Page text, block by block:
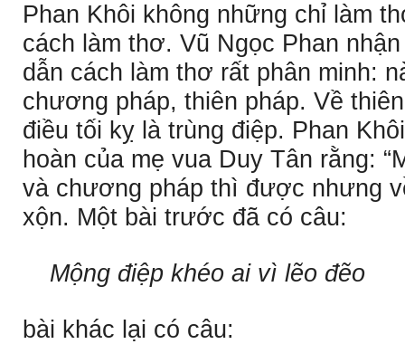
Phan Khôi không những chỉ làm
cách làm thơ. Vũ Ngọc Phan
dẫn cách làm thơ rất phân minh:
chương pháp, thiên pháp. Về
điều tối kỵ là trùng điệp. Phan
hoàn của mẹ vua Duy Tân rằng:
và chương pháp thì được nhưng
xộn. Một bài trước đã có câu:
Mộng điệp khéo ai vì lẽo đẽo
bài khác lại có câu: